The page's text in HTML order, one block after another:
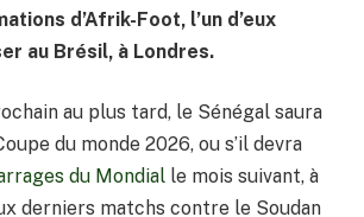
d’Afrik-Foot, l’un d’eux
au Brésil, à Londres.
au plus tard, le Sénégal saura
du monde 2026, ou s’il devra
du Mondial le mois suivant, à
derniers matchs contre le Soudan